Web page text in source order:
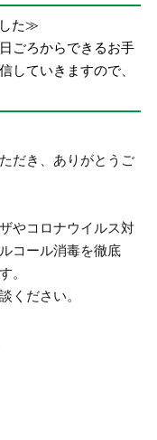
た≫
ごろからできるお手
していきますので、
だき、ありがとうご
やコロナウイルス対
コール消毒を徹底
。
ください。